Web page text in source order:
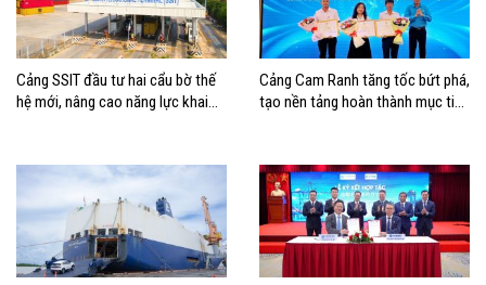
Cảng SSIT đầu tư hai cẩu bờ thế
hệ mới, nâng cao năng lực khai
Cảng Cam Ranh tăng tốc bứt phá,
tạo nền tảng hoàn thành mục tiêu